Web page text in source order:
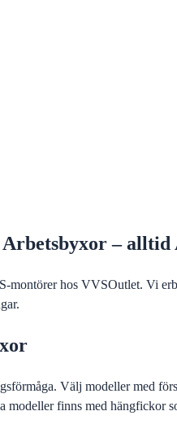
–
montörer hos VVSOutlet. Vi
Välj modeller med
modeller finns med hängfickor